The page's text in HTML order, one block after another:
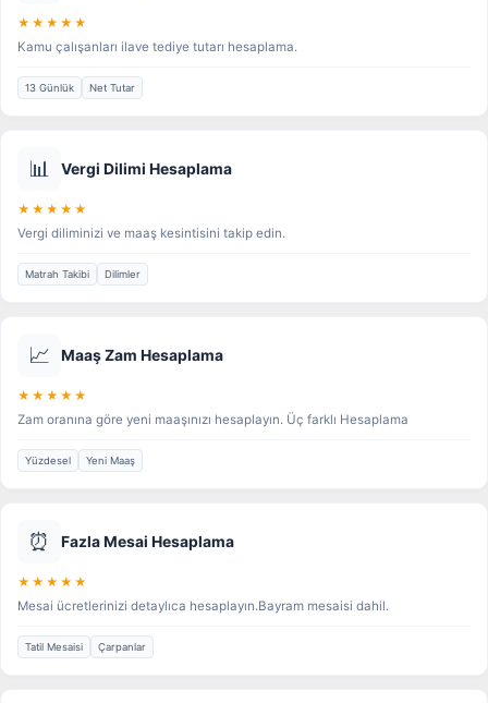
★★★★★
Kamu çalışanları ilave tediye tutarı hesaplama.
13 Günlük Net Tutar
📊 Vergi Dilimi Hesaplama
★★★★★
Vergi diliminizi ve maaş kesintisini takip edin.
Matrah Takibi Dilimler
📈 Maaş Zam Hesaplama
★★★★★
Zam oranına göre yeni maaşınızı hesaplayın. Üç farklı Hesaplama
Yüzdesel Yeni Maaş
⏰ Fazla Mesai Hesaplama
★★★★★
Mesai ücretlerinizi detaylıca hesaplayın.Bayram mesaisi dahil.
Tatil Mesaisi Çarpanlar